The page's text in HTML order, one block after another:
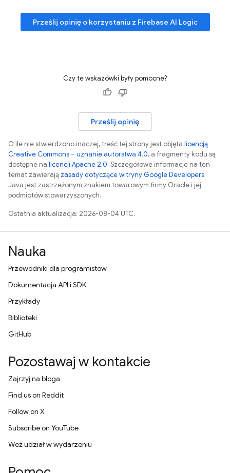
Prześlij opinię o korzystaniu z Firebase AI Logic
Czy te wskazówki były pomocne?
Prześlij opinię
O ile nie stwierdzono inaczej, treść tej strony jest objęta licencją
Creative Commons – uznanie autorstwa 4.0, a fragmenty kodu są
dostępne na licencji Apache 2.0. Szczegółowe informacje na ten
temat zawierają zasady dotyczące witryny Google Developers.
Java jest zastrzeżonym znakiem towarowym firmy Oracle i jej
podmiotów stowarzyszonych.
Ostatnia aktualizacja: 2026-08-04 UTC.
Nauka
Przewodniki dla programistów
Dokumentacja API i SDK
Przykłady
Biblioteki
GitHub
Pozostawaj w kontakcie
Zajrzyj na bloga
Find us on Reddit
Follow on X
Subscribe on YouTube
Weź udział w wydarzeniu